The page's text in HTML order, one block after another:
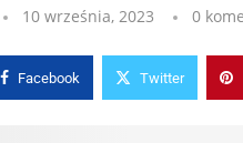
10 września, 2023 0
Facebook Twitter